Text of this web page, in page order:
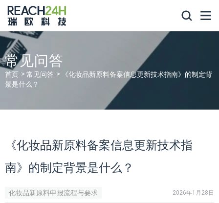
常见问答
首页 常见问答
《化妆品新原料备案信息更新技术指南》的制定背
景是什么？
《化妆品新原料备案信息更新技术指
南》的制定背景是什么？
化妆品新原料申报流程与要求 2026年1月28日